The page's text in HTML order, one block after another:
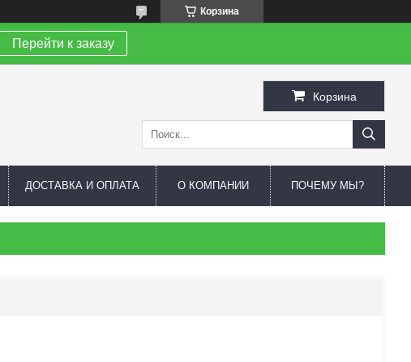
Корзина
Перейти к заказу
Корзина
ДОСТАВКА И ОПЛАТА О КОМПАНИИ ПОЧЕМУ МЫ?